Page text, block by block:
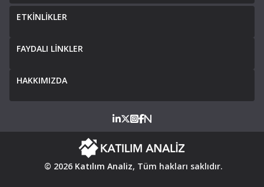
ETKİNLİKLER
FAYDALI LİNKLER
HAKKIMIZDA
© 2026 Katılım Analiz, Tüm hakları saklıdır.